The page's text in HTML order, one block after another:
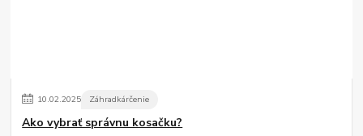
10.02.2025 Záhradkárčenie
Ako vybrať správnu kosačku?